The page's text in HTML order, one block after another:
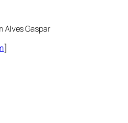
Alves Gaspar
]